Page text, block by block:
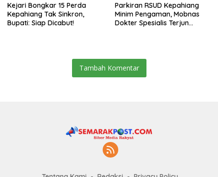
Kejari Bongkar 15 Perda
Kepahiang Tak Sinkron,
Bupati: Siap Dicabut!
Parkiran RSUD Kepahiang
Minim Pengaman, Mobnas
Dokter Spesialis Terjun
Tambah Komentar